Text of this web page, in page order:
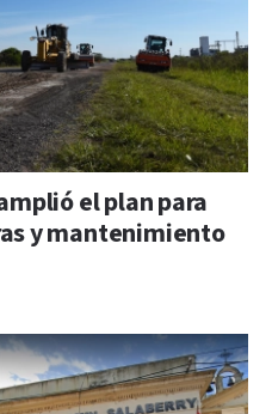
el plan para
y mantenimiento